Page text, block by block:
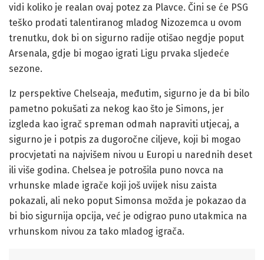
vidi koliko je realan ovaj potez za Plavce. Čini se će PSG
teško prodati talentiranog mladog Nizozemca u ovom
trenutku, dok bi on sigurno radije otišao negdje poput
Arsenala, gdje bi mogao igrati Ligu prvaka sljedeće
sezone.
Iz perspektive Chelseaja, međutim, sigurno je da bi bilo
pametno pokušati za nekog kao što je Simons, jer
izgleda kao igrač spreman odmah napraviti utjecaj, a
sigurno je i potpis za dugoročne ciljeve, koji bi mogao
procvjetati na najvišem nivou u Europi u narednih deset
ili više godina. Chelsea je potrošila puno novca na
vrhunske mlade igrače koji još uvijek nisu zaista
pokazali, ali neko poput Simonsa možda je pokazao da
bi bio sigurnija opcija, već je odigrao puno utakmica na
vrhunskom nivou za tako mladog igrača.